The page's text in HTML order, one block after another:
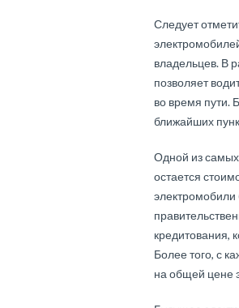
Следует
владельцев. В
позволяет
во время пути.
ближайших
Одной из
остается
кредитования,
Более того, с
на общей цене